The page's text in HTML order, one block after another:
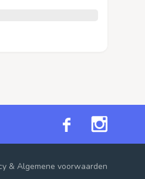
& Algemene voorwaarden